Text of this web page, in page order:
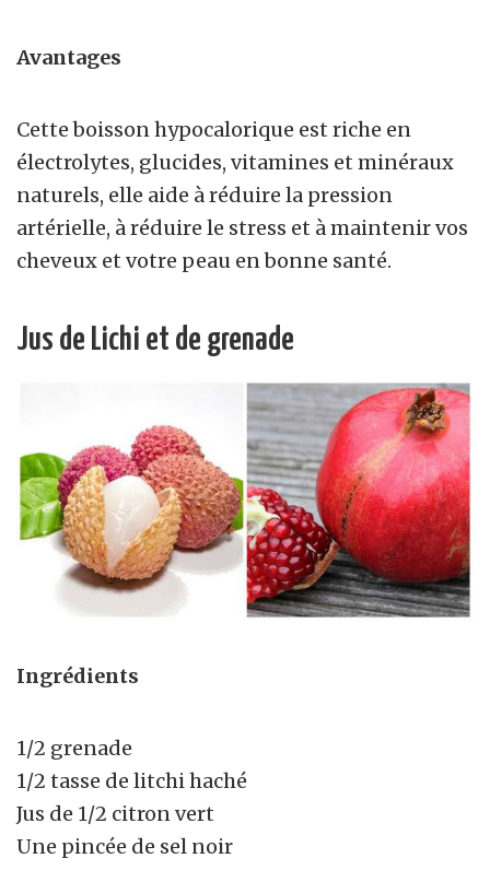
Avantages
Cette boisson hypocalorique est riche en
électrolytes, glucides, vitamines et minéraux
naturels, elle aide à réduire la pression
artérielle, à réduire le stress et à maintenir vos
cheveux et votre peau en bonne santé.
Jus de Lichi et de grenade
Ingrédients
1/2 grenade
1/2 tasse de litchi haché
Jus de 1/2 citron vert
Une pincée de sel noir